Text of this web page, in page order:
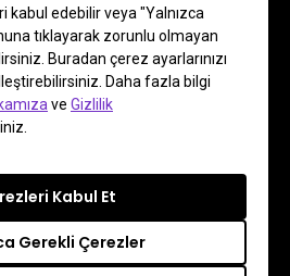
kabul edebilir veya "Yalnızca
tıklayarak zorunlu olmayan
Buradan çerez ayarlarınızı
Daha fazla bilgi
ve Gizlilik
Gerekli Çerezler
Kabul Et